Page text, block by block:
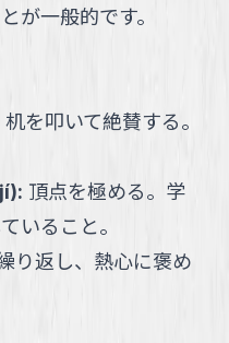
が一般的です。
机を叩いて絶賛する。
): 頂点を極める。学
いること。
り返し、熱心に褒め